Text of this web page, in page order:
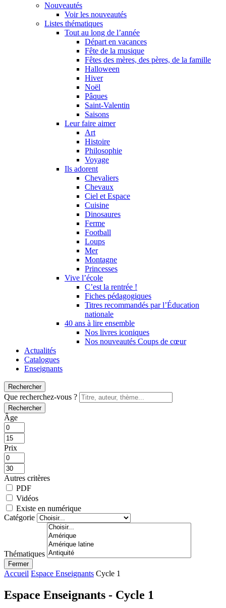
Nouveautés
Voir les nouveautés
Listes thématiques
Tout au long de l’année
Départ en vacances
Fête de la musique
Fêtes des mères, des pères, de la famille
Halloween
Hiver
Noël
Pâques
Saint-Valentin
Saisons
Leur faire aimer
Art
Histoire
Philosophie
Voyage
Ils adorent
Chevaliers
Chevaux
Ciel et Espace
Cuisine
Dinosaures
Ferme
Football
Loups
Mer
Montagne
Princesses
Vive l’école
C’est la rentrée !
Fiches pédagogiques
Titres recommandés par l’Éducation
nationale
40 ans à lire ensemble
Nos livres iconiques
Nos nouveautés Coups de cœur
Actualités
Catalogues
Enseignants
Rechercher
Que recherchez-vous ?
Rechercher
Âge
Prix
Autres critères
PDF
Vidéos
Existe en numérique
Catégorie
Thématiques
Fermer
Accueil Espace Enseignants Cycle 1
Espace Enseignants - Cycle 1